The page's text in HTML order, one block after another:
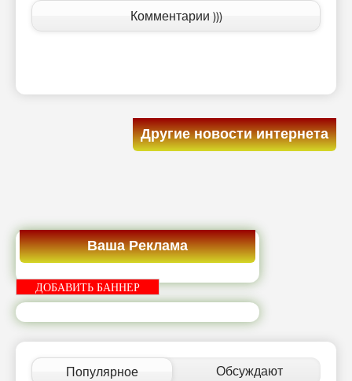
Комментарии )))
Другие новости интернета
Ваша Реклама
ДОБАВИТЬ БАННЕР
Популярное Обсуждают